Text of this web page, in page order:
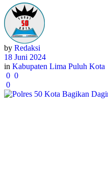
by Redaksi
18 Juni 2024
in Kabupaten Lima Puluh Kota
0 0
0